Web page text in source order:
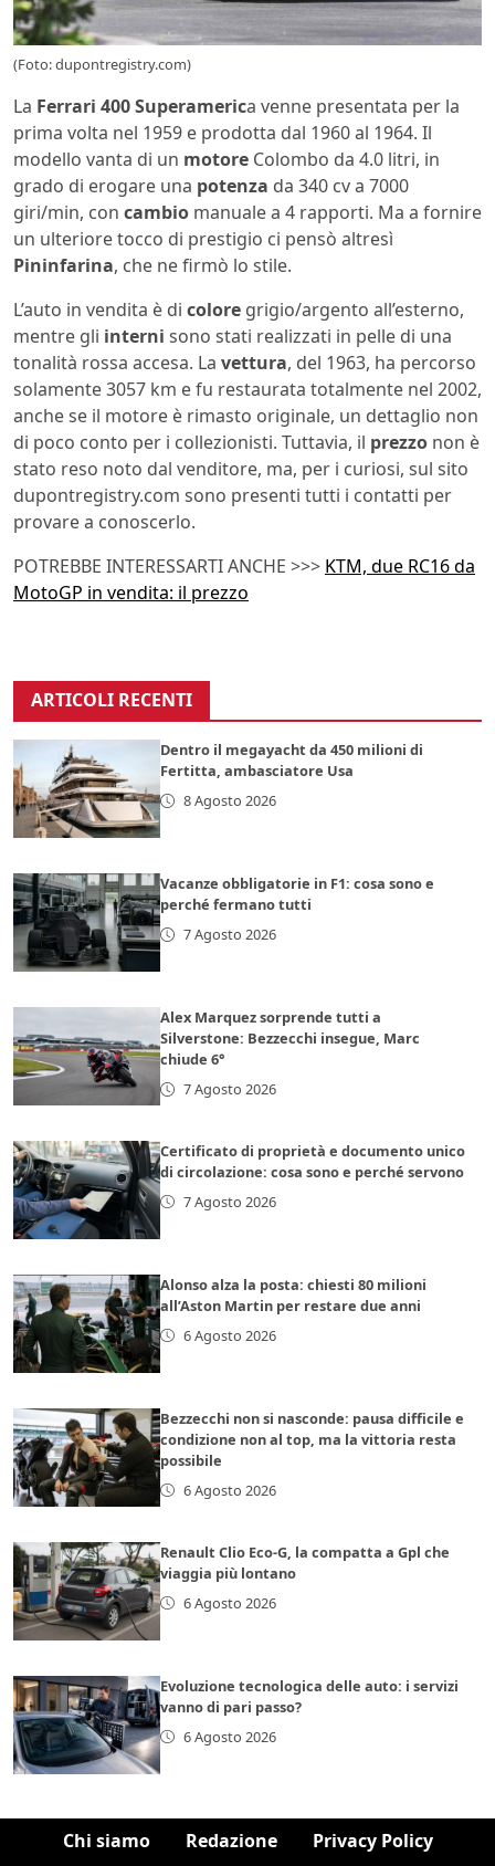
(Foto: dupontregistry.com)
La Ferrari 400 Superamerica venne presentata per la
prima volta nel 1959 e prodotta dal 1960 al 1964. Il
modello vanta di un motore Colombo da 4.0 litri, in
grado di erogare una potenza da 340 cv a 7000
giri/min, con cambio manuale a 4 rapporti. Ma a fornire
un ulteriore tocco di prestigio ci pensò altresì
Pininfarina, che ne firmò lo stile.
L’auto in vendita è di colore grigio/argento all’esterno,
mentre gli interni sono stati realizzati in pelle di una
tonalità rossa accesa. La vettura, del 1963, ha percorso
solamente 3057 km e fu restaurata totalmente nel 2002,
anche se il motore è rimasto originale, un dettaglio non
di poco conto per i collezionisti. Tuttavia, il prezzo non è
stato reso noto dal venditore, ma, per i curiosi, sul sito
dupontregistry.com sono presenti tutti i contatti per
provare a conoscerlo.
POTREBBE INTERESSARTI ANCHE >>> KTM, due RC16 da
MotoGP in vendita: il prezzo
ARTICOLI RECENTI
Dentro il megayacht da 450 milioni di
Fertitta, ambasciatore Usa
8 Agosto 2026
Vacanze obbligatorie in F1: cosa sono e
perché fermano tutti
7 Agosto 2026
Alex Marquez sorprende tutti a
Silverstone: Bezzecchi insegue, Marc
chiude 6°
7 Agosto 2026
Certificato di proprietà e documento unico
di circolazione: cosa sono e perché servono
7 Agosto 2026
Alonso alza la posta: chiesti 80 milioni
all’Aston Martin per restare due anni
6 Agosto 2026
Bezzecchi non si nasconde: pausa difficile e
condizione non al top, ma la vittoria resta
possibile
6 Agosto 2026
Renault Clio Eco-G, la compatta a Gpl che
viaggia più lontano
6 Agosto 2026
Evoluzione tecnologica delle auto: i servizi
vanno di pari passo?
6 Agosto 2026
Chi siamo Redazione Privacy Policy